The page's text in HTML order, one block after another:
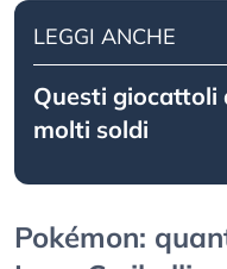
LEGGI ANCHE
Questi giocattoli
molti soldi
Pokémon: